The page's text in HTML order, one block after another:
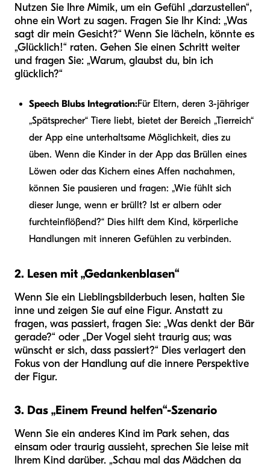
Nutzen Sie Ihre Mimik, um ein Gefühl „darzustellen“,
ohne ein Wort zu sagen. Fragen Sie Ihr Kind: „Was
sagt dir mein Gesicht?“ Wenn Sie lächeln, könnte es
„Glücklich!“ raten. Gehen Sie einen Schritt weiter
und fragen Sie: „Warum, glaubst du, bin ich
glücklich?“
Speech Blubs Integration:Für Eltern, deren 3-jähriger
„Spätsprecher“ Tiere liebt, bietet der Bereich „Tierreich“
der App eine unterhaltsame Möglichkeit, dies zu
üben. Wenn die Kinder in der App das Brüllen eines
Löwen oder das Kichern eines Affen nachahmen,
können Sie pausieren und fragen: „Wie fühlt sich
dieser Junge, wenn er brüllt? Ist er albern oder
furchteinflößend?“ Dies hilft dem Kind, körperliche
Handlungen mit inneren Gefühlen zu verbinden.
2. Lesen mit „Gedankenblasen“
Wenn Sie ein Lieblingsbilderbuch lesen, halten Sie
inne und zeigen Sie auf eine Figur. Anstatt zu
fragen, was passiert, fragen Sie: „Was denkt der Bär
gerade?“ oder „Der Vogel sieht traurig aus; was
wünscht er sich, dass passiert?“ Dies verlagert den
Fokus von der Handlung auf die innere Perspektive
der Figur.
3. Das „Einem Freund helfen“-Szenario
Wenn Sie ein anderes Kind im Park sehen, das
einsam oder traurig aussieht, sprechen Sie leise mit
Ihrem Kind darüber. „Schau mal das Mädchen da